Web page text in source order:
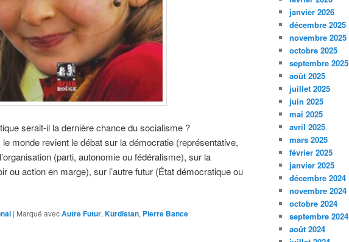
serait-il la dernière chance du socialisme ?
le monde revient le débat sur la démocratie (représentative,
(parti, autonomie ou fédéralisme), sur la
ou action en marge), sur l’autre futur (État démocratique ou
| Marqué avecAutre Futur, Kurdistan, Pierre Bance
janvier 2026
décembre 2025
novembre 2025
octobre 2025
septembre 2025
août 2025
juillet 2025
juin 2025
mai 2025
avril 2025
mars 2025
février 2025
janvier 2025
décembre 2024
novembre 2024
octobre 2024
septembre 2024
août 2024